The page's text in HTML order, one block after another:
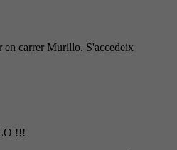
en carrer Murillo. S'accedeix
!!!